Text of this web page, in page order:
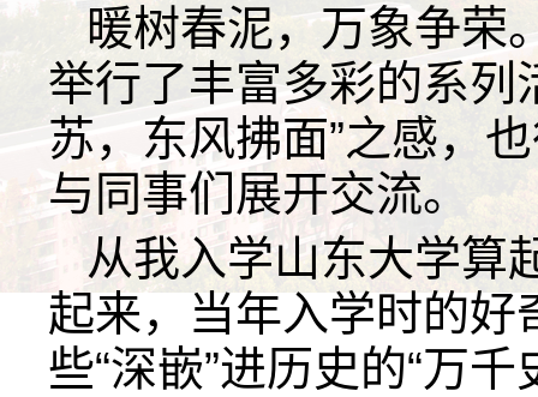
暖树春泥，万象争荣
举行了丰富多彩的系列
苏，东风拂面”之感，
与同事们展开交流。
从我入学山东大学算
起来，当年入学时的好
些“深嵌”进历史的“万